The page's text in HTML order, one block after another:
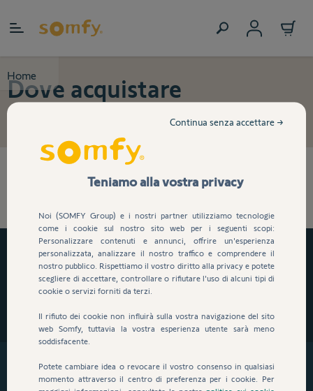
Home
Dove acquistare
corrispondente alla selezione.
Consegna gratuita a partire da 149€
Pagamento 100% criptato e sicuro
14 giorni per il reso
Assistenza veloce e affidabile
Teniamo alla vostra privacy
Noi (SOMFY Group) e i nostri partner utilizziamo tecnologie
come i cookie sul nostro sito web per i seguenti scopi:
Personalizzare contenuti e annunci, offrire un'esperienza
personalizzata, analizzare il nostro traffico e comprendere il
nostro pubblico. Rispettiamo il vostro diritto alla privacy e potete
scegliere di accettare, controllare o rifiutare l'uso di alcuni tipi di
cookie o servizi forniti da terzi.
Il rifiuto dei cookie non influirà sulla vostra navigazione del sito
web Somfy, tuttavia la vostra esperienza utente sarà meno
soddisfacente.
Potete cambiare idea o revocare il vostro consenso in qualsiasi
momento attraverso il centro di preferenza per i cookie. Per
Continua senza accettare →